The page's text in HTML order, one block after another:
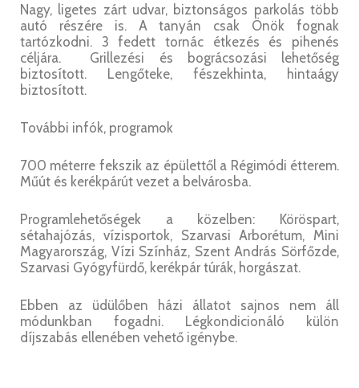
Nagy, ligetes zárt udvar, biztonságos parkolás több
autó részére is. A tanyán csak Önök fognak
tartózkodni. 3 fedett tornác étkezés és pihenés
céljára. Grillezési és bográcsozási lehetőség
biztosított. Lengőteke, fészekhinta, hintaágy
biztosított.
További infók, programok
700 méterre fekszik az épülettől a Régimódi étterem.
Műút és kerékpárút vezet a belvárosba.
Programlehetőségek a közelben: Köröspart,
sétahajózás, vízisportok, Szarvasi Arborétum, Mini
Magyarország, Vízi Színház, Szent András Sörfőzde,
Szarvasi Gyógyfürdő, kerékpár túrák, horgászat.
Ebben az üdülőben házi állatot sajnos nem áll
módunkban fogadni. Légkondicionáló külön
díjszabás ellenében vehető igénybe.